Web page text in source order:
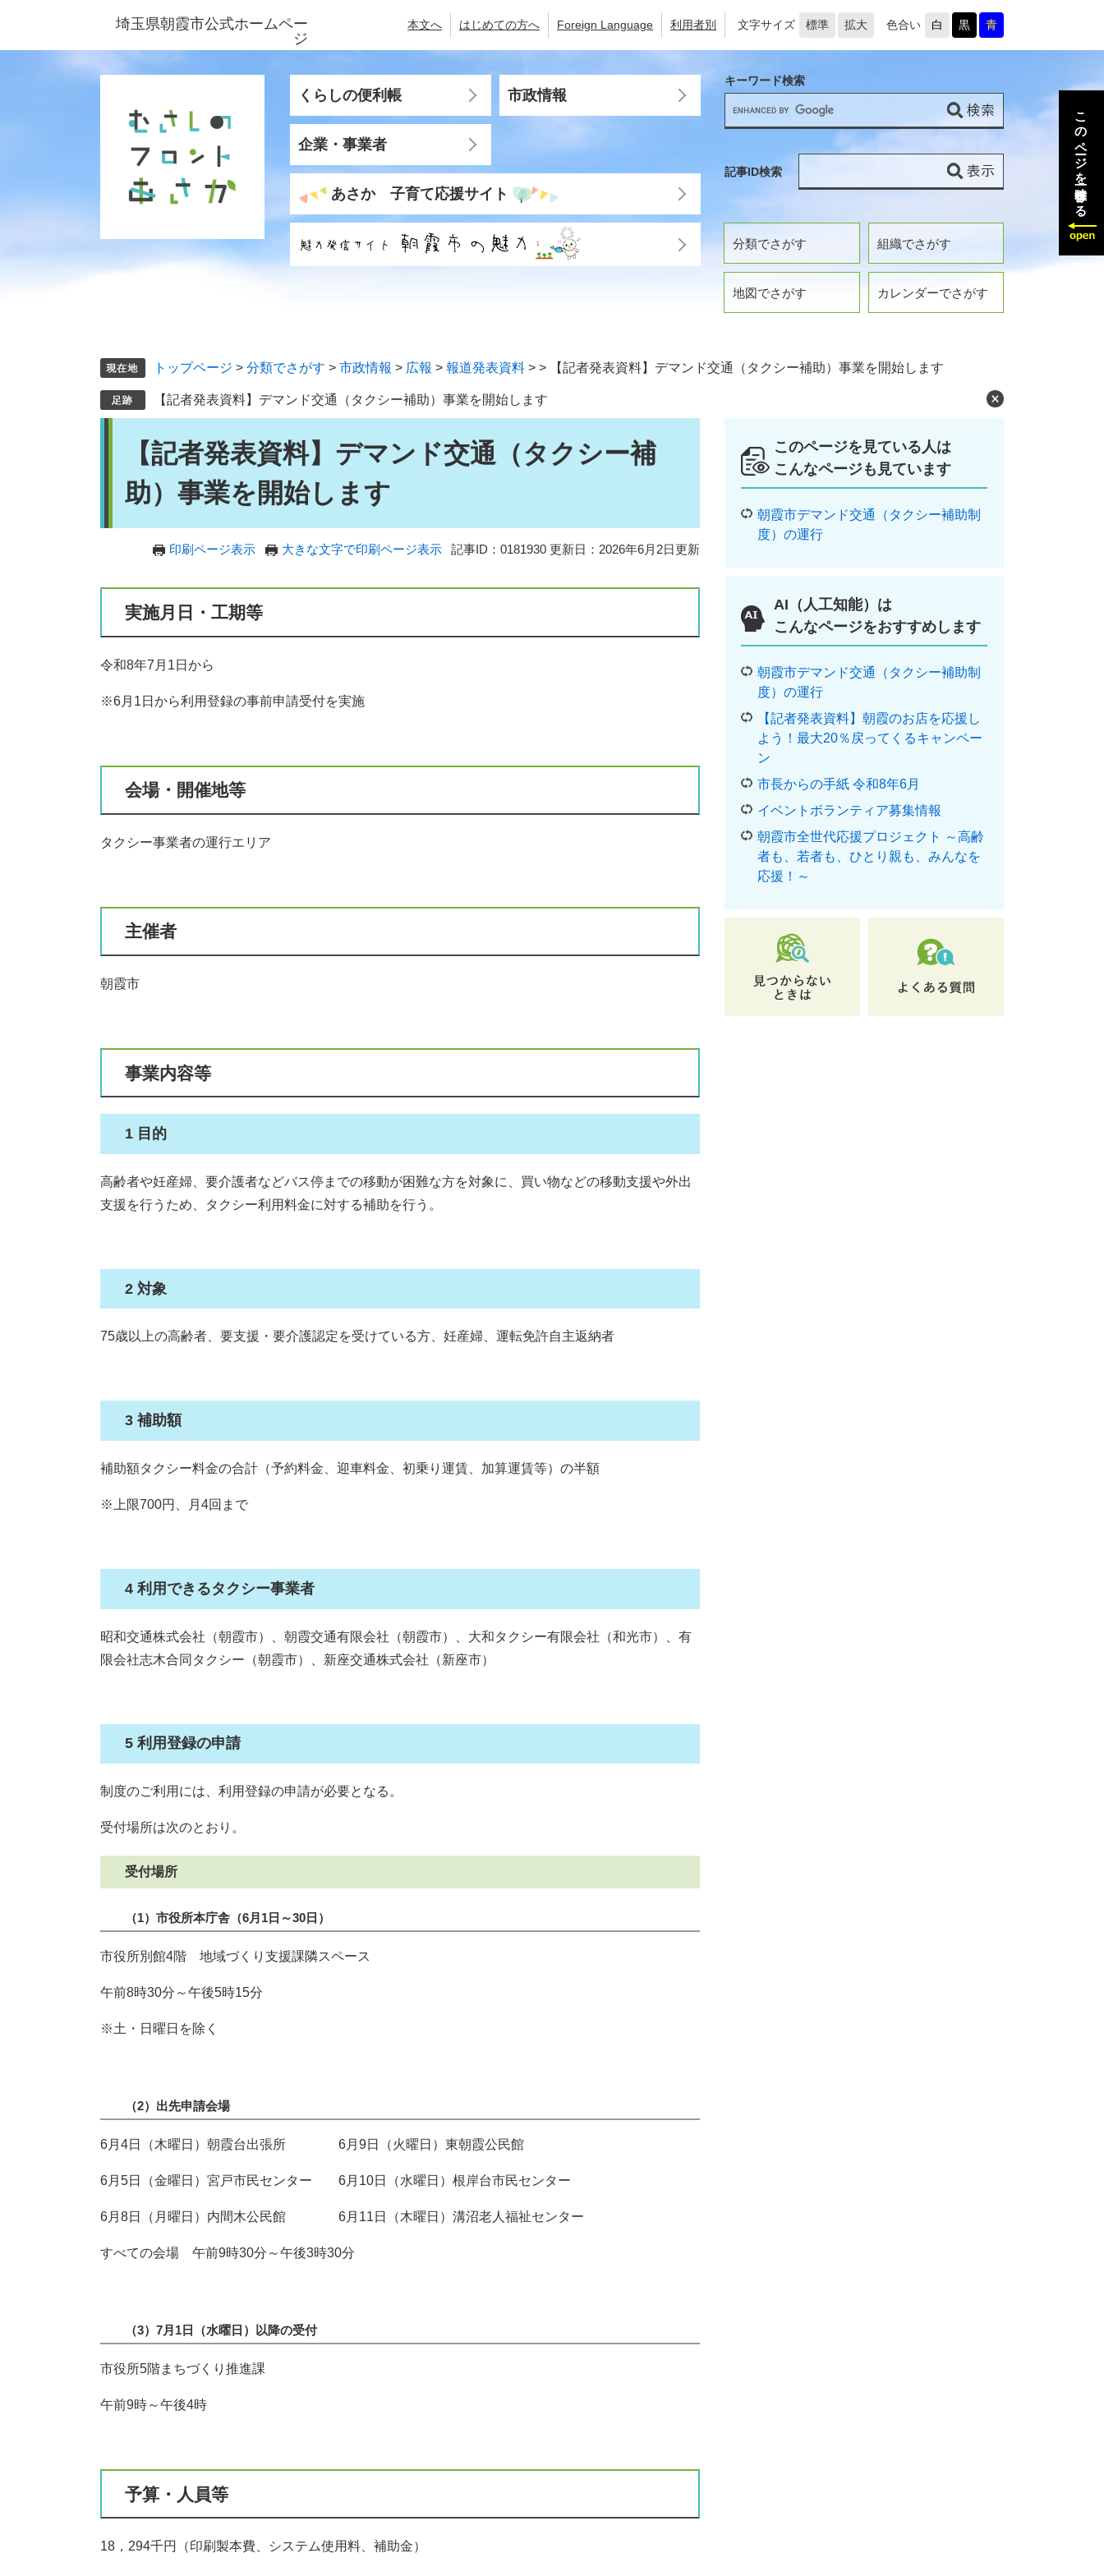
ジ
ュ
埼玉県朝霞市公式ホームペー
ジ
本文へ はじめての方へ Foreign Language 利用者別 文字サイズ 標準 拡大 色合い 白 黒 青
くらしの便利帳 市政情報
企業・事業者
あさか 子育て応援サイト
分類でさがす 組織でさがす
地図でさがす カレンダーでさがす
キーワード検索
記事ID検索
トップページ > 分類でさがす > 市政情報 > 広報 > 報道発表資料 > > 【記者発表資料】デマンド交通（タクシー補助）事業を開始します
【記者発表資料】デマンド交通（タクシー補助）事業を開始します
【記者発表資料】デマンド交通（タクシー補
助）事業を開始します
印刷ページ表示 大きな文字で印刷ページ表示 記事ID：0181930 更新日：2026年6月2日更新
実施月日・工期等
令和8年7月1日から
※6月1日から利用登録の事前申請受付を実施
会場・開催地等
タクシー事業者の運行エリア
主催者
朝霞市
事業内容等​
1 目的
高齢者や妊産婦、要介護者などバス停までの移動が困難な方を対象に、買い物などの移動支援や外出
支援を行うため、タクシー利用料金に対する補助を行う。
2 対象
75歳以上の高齢者、要支援・要介護認定を受けている方、妊産婦、運転免許自主返納者
3 補助額
補助額タクシー料金の合計（予約料金、迎車料金、初乗り運賃、加算運賃等）の半額
※上限700円、月4回まで
4 利用できるタクシー事業者
昭和交通株式会社（朝霞市）、朝霞交通有限会社（朝霞市）、大和タクシー有限会社（和光市）、有
限会社志木合同タクシー（朝霞市）、新座交通株式会社（新座市）
5 利用登録の申請
制度のご利用には、利用登録の申請が必要となる。
受付場所は次のとおり。
受付場所
（1）市役所本庁舎（6月1日～30日）
市役所別館4階 地域づくり支援課隣スペース
午前8時30分～午後5時15分
※土・日曜日を除く
（2）出先申請会場
6月4日（木曜日）朝霞台出張所 6月9日（火曜日）東朝霞公民館
6月5日（金曜日）宮戸市民センター 6月10日（水曜日）根岸台市民センター
6月8日（月曜日）内間木公民館 6月11日（木曜日）溝沼老人福祉センター
すべての会場 午前9時30分～午後3時30分
（3）7月1日（水曜日）以降の受付
市役所5階まちづくり推進課
午前9時～午後4時
予算・人員等
18，294千円（印刷製本費、システム使用料、補助金）
このページを見ている人は
こんなページも見ています
朝霞市デマンド交通（タクシー補助制
度）の運行
AI（人工知能）は
こんなページをおすすめします
朝霞市デマンド交通（タクシー補助制
度）の運行
【記者発表資料】朝霞のお店を応援し
よう！最大20％戻ってくるキャンペー
ン
市長からの手紙 令和8年6月
イベントボランティア募集情報
朝霞市全世代応援プロジェクト ～高齢
者も、若者も、ひとり親も、みんなを
応援！～
このページを一時保存する